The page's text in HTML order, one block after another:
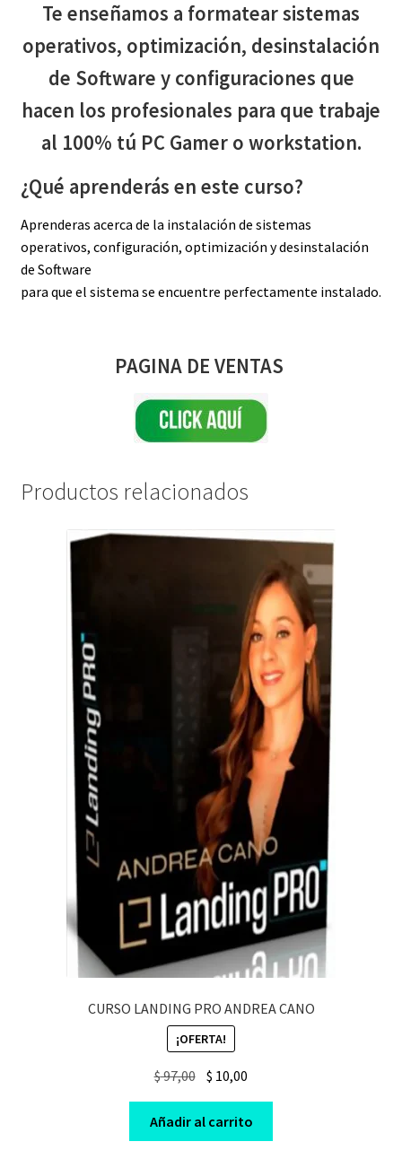
Te enseñamos a formatear sistemas
operativos, optimización, desinstalación
de Software y configuraciones que
hacen los profesionales para que trabaje
al 100% tú PC Gamer o workstation.
¿Qué aprenderás en este curso?
Aprenderas acerca de la instalación de sistemas
operativos, configuración, optimización y desinstalación
de Software
para que el sistema se encuentre perfectamente instalado.
PAGINA DE VENTAS
Productos relacionados
CURSO LANDING PRO ANDREA CANO
¡OFERTA!
$97,00 Original
was:
$ 97,00.
$ 10,00
is:
$ 10,00.
Añadir al carrito